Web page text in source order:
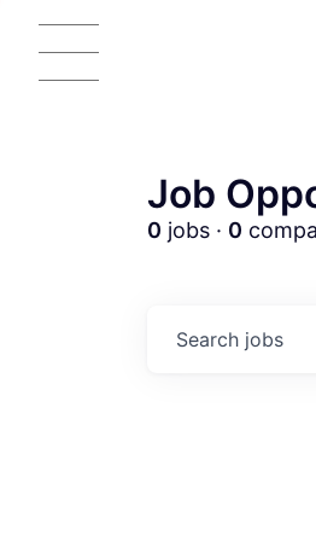
Job
0 jobs · 0
Search jobs